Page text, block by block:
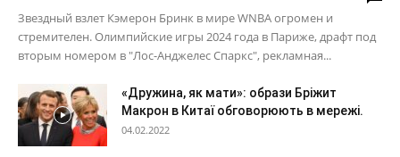
Звездный взлет Кэмерон Бринк в мире WNBA огромен и
стремителен. Олимпийские игры 2024 года в Париже, драфт под
вторым номером в "Лос-Анджелес Спаркс", рекламная...
«Дружина, як мати»: образи Бріжит
Макрон в Китаї обговорюють в мережі.
04.02.2022